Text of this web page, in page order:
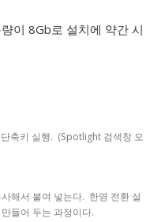
이 8Gb로 설치에 약간 시
축키 실행. (Spotlight 검색창 오
해서 붙여 넣는다. 한영 전환 설
들어 두는 과정이다.